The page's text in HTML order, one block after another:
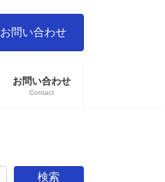
お問い合わせ
お問い合わせ
Contact
検索